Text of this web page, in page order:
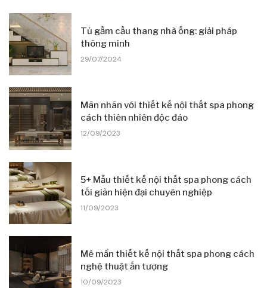
Tủ gầm cầu thang nhà ống: giải pháp
thông minh
29/07/2024
Mãn nhãn với thiết kế nội thất spa phong
cách thiên nhiên độc đáo
12/09/2023
5+ Mẫu thiết kế nội thất spa phong cách
tối giản hiện đại chuyên nghiệp
11/09/2023
Mê mẩn thiết kế nội thất spa phong cách
nghệ thuật ấn tượng
10/09/2023